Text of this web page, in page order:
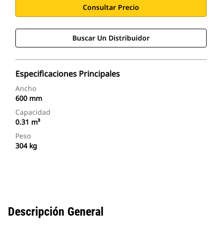
Consultar Precio
Buscar Un Distribuidor
Especificaciones Principales
Ancho
600 mm
Capacidad
0.31 m³
Peso
304 kg
Descripción General